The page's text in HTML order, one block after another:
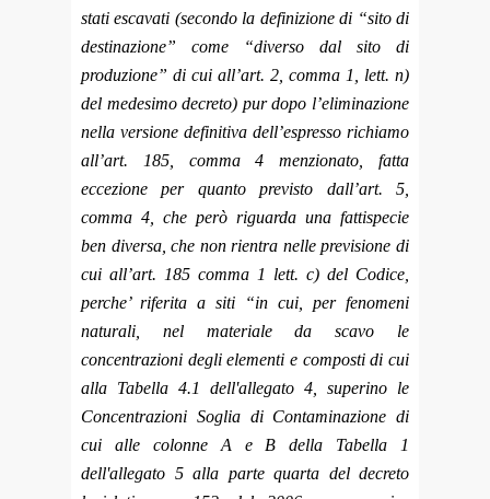
stati escavati (secondo la definizione di “sito di
destinazione” come “diverso dal sito di
produzione” di cui all’art. 2, comma 1, lett. n)
del medesimo decreto) pur dopo l’eliminazione
nella versione definitiva dell’espresso richiamo
all’art. 185, comma 4 menzionato, fatta
eccezione per quanto previsto dall’art. 5,
comma 4, che però riguarda una fattispecie
ben diversa, che non rientra nelle previsione di
cui all’art. 185 comma 1 lett. c) del Codice,
perche’ riferita a siti “in cui, per fenomeni
naturali, nel materiale da scavo le
concentrazioni degli elementi e composti di cui
alla Tabella 4.1 dell'allegato 4, superino le
Concentrazioni Soglia di Contaminazione di
cui alle colonne A e B della Tabella 1
dell'allegato 5 alla parte quarta del decreto